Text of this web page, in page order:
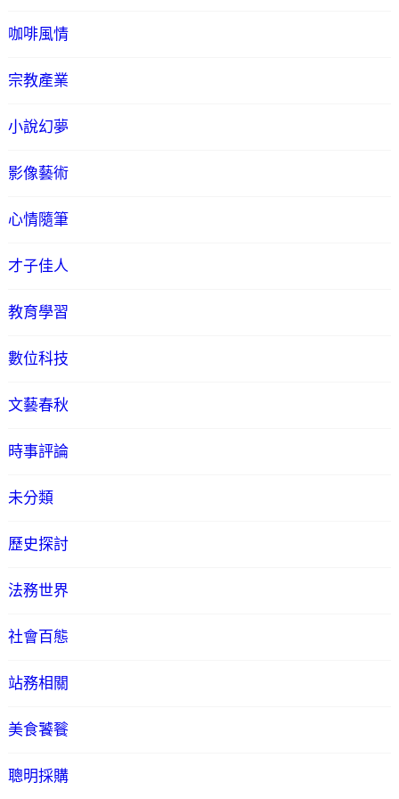
咖啡風情
宗教產業
小說幻夢
影像藝術
心情隨筆
才子佳人
教育學習
數位科技
文藝春秋
時事評論
未分類
歷史探討
法務世界
社會百態
站務相關
美食饕餮
聰明採購